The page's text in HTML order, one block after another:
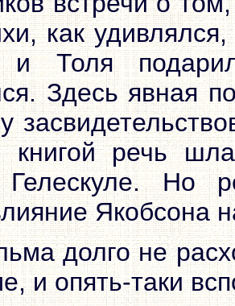
как
и Толя
Здесь явная
книгой речь
Гелескуле. Но
Якобсона
долго не
и опять-таки